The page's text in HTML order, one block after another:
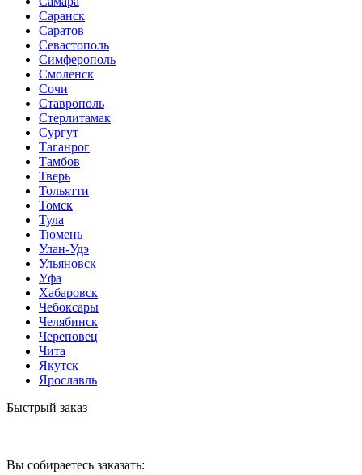
Саранск
Саратов
Севастополь
Симферополь
Смоленск
Сочи
Ставрополь
Стерлитамак
Сургут
Таганрог
Тамбов
Тверь
Тольятти
Томск
Тула
Тюмень
Улан-Удэ
Ульяновск
Уфа
Хабаровск
Чебоксары
Челябинск
Череповец
Чита
Якутск
Ярославль
Быстрый заказ
Вы собираетесь заказать: